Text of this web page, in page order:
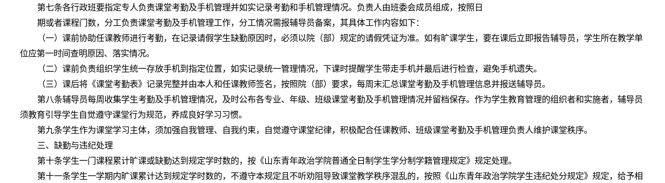
第七条各行政班要指定专人负责课堂考勤及手机管理并如实记录考勤和手机管理情况。负责人由班委会成员组成，按照日
期或者课程门数，分工负责课堂考勤及手机管理工作，分工情况需报辅导员备案，其具体工作内容如下：
（一）课前协助任课教师进行考勤，在记录请假学生缺勤原因时，必须以院（部）规定的请假凭证为准。如有旷课学生，要在课后立即报告辅导员，学生所在教学单
位应第一时间查明原因、落实情况。
（二）课前负责组织学生统一存放手机到指定位置，如实记录统一管理情况，下课时提醒学生带走手机并最后进行检查，避免手机遗失。
（三）课后将《课堂考勤表》记录完整并由本人和任课教师签名，按照院（部）要求，每周末汇总课堂考勤及手机管理信息并报送辅导员。
第八条辅导员每周收集学生考勤及手机管理情况，及时公布各专业、年级、班级课堂考勤及手机管理情况并留档保存。作为学生教育管理的组织者和实施者，辅导员
须教育引导学生自觉遵守课堂行为规范，养成良好学习习惯。
第九条学生作为课堂学习主体，须加强自我管理、自我约束，自觉遵守课堂纪律，积极配合任课教师、班级课堂考勤及手机管理负责人维护课堂秩序。
三、缺勤与违纪处理
第十条学生一门课程累计旷课或缺勤达到规定学时数的，按《山东青年政治学院普通全日制学生学分制学籍管理规定》规定处理。
第十一条学生一学期内旷课累计达到规定学时数的，不遵守本规定且不听劝阻导致课堂教学秩序混乱的，按照《山东青年政治学院学生违纪处分规定》规定，给予相